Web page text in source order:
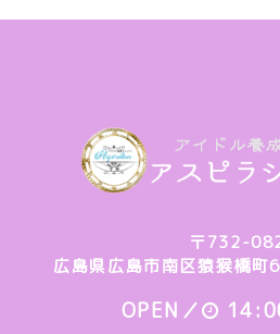
〒732-
広島県広島市南区猿猴橋
OPEN／